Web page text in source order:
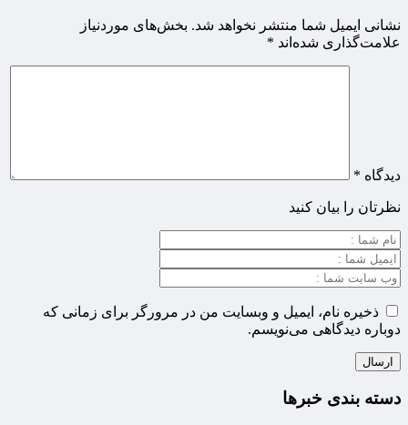
نشانی ایمیل شما منتشر نخواهد شد. بخش‌های موردنیاز
علامت‌گذاری شده‌اند *
دیدگاه *
نظرتان را بیان کنید
ذخیره نام، ایمیل و وبسایت من در مرورگر برای زمانی که
دوباره دیدگاهی می‌نویسم.
دسته بندی خبرها